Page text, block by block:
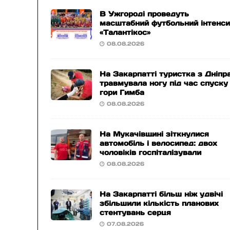
В Ужгороді проведуть
масштабний футбольний
«Талантікос»
08.08.2026
На Закарпатті туристка з
травмувала ногу під час спуску
гори Гимба
08.08.2026
На Мукачівщині зіткнулися
автомобіль і велосипед: двох
чоловіків госпіталізували
08.08.2026
На Закарпатті більш ніж удвічі
збільшили кількість планових
стентувань серця
07.08.2026